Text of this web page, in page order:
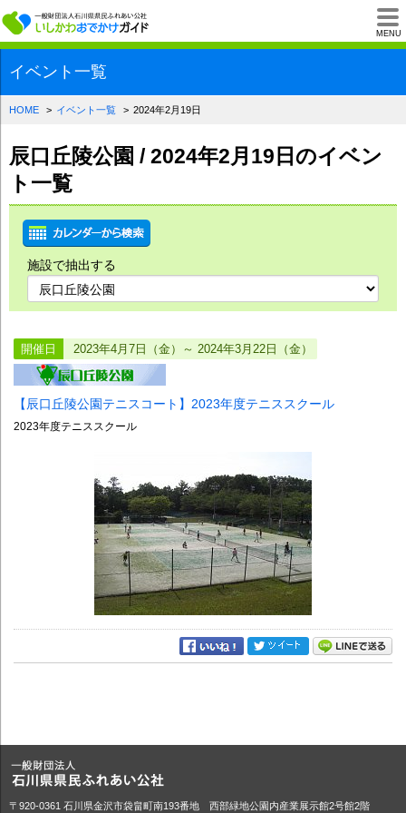
MENU
一般財団法人石川
イベント一覧
HOME イベント一覧 2024年2月19日
辰口丘陵公園 / 2024年2月19日のイベン
ト一覧
施設で抽出する
開催日 2023年4月7日（金）～ 2024年3月22日（金）
【辰口丘陵公園テニスコート】2023年度テニススクール
2023年度テニススクール
〒920-0361 石川県金沢市袋畠町南193番地 西部緑地公園内産業展示館2号館2階